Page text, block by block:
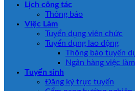
Lịch công tác
Thông báo
Việc Làm
Tuyển dụng viên chức
Tuyển dụng lao động
Thông báo tuyển
Ngân hàng việc làm
Tuyển sinh
Đăng ký trực tuyến